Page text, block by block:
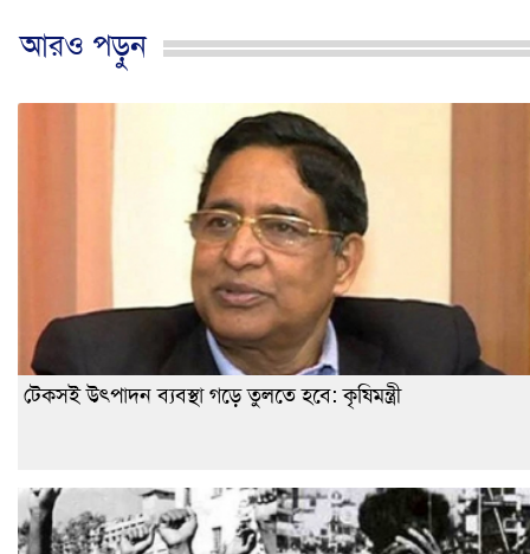
আরও পড়ুন
টেকসই উৎপাদন ব্যবস্থা গড়ে তুলতে হবে: কৃষিমন্ত্রী